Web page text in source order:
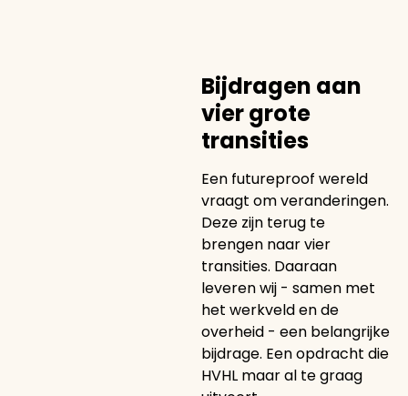
Bijdragen aan
vier grote
transities
Een futureproof wereld
vraagt om veranderingen.
Deze zijn terug te
brengen naar vier
transities. Daaraan
leveren wij - samen met
het werkveld en de
overheid - een belangrijke
bijdrage. Een opdracht die
HVHL maar al te graag